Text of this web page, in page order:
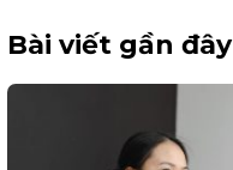
Bài viết gần đây